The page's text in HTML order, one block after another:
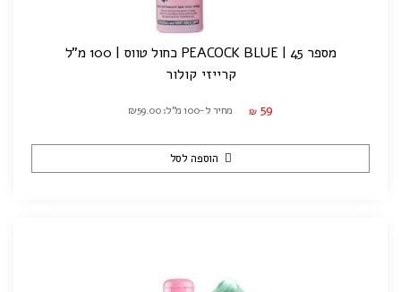
מספר 45 | PEACOCK BLUE כחול טווס | 100 מ"ל
קרייזי קולור
₪ 59 מחיר ל-100 מ"ל: ₪59.00
הוספה לסל